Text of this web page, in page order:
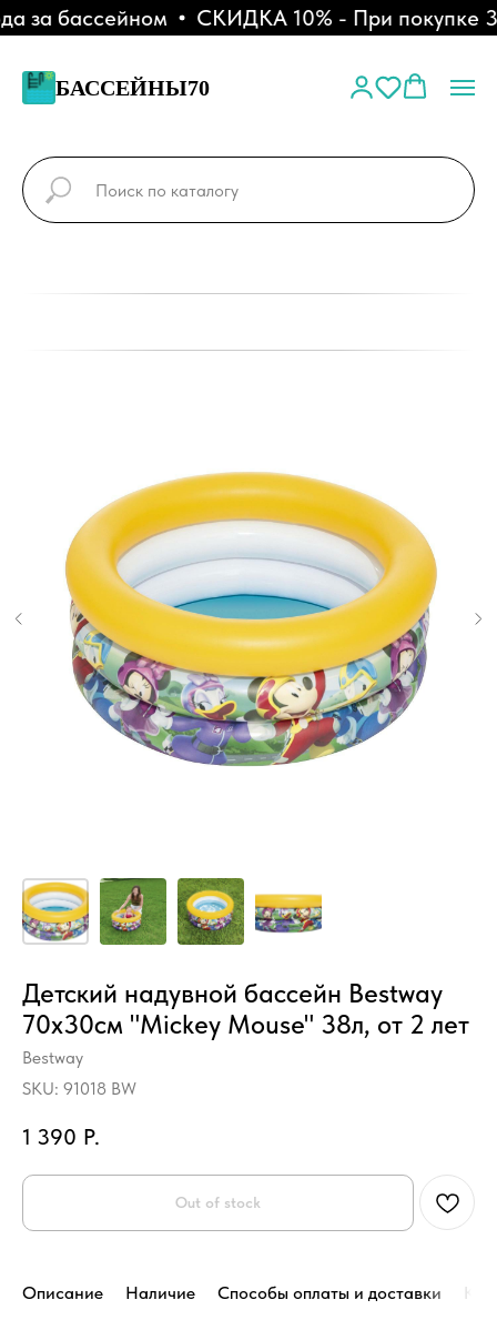
за бассейном СКИДКА 10% - При покупке 3
БАССЕЙНЫ70
Детский надувной бассейн Bestway
70х30см "Mickey Mouse" 38л, от 2 лет
Bestway
SKU: 91018 BW
1 390 Р.
Out of stock
Описание Наличие Способы оплаты и доставки